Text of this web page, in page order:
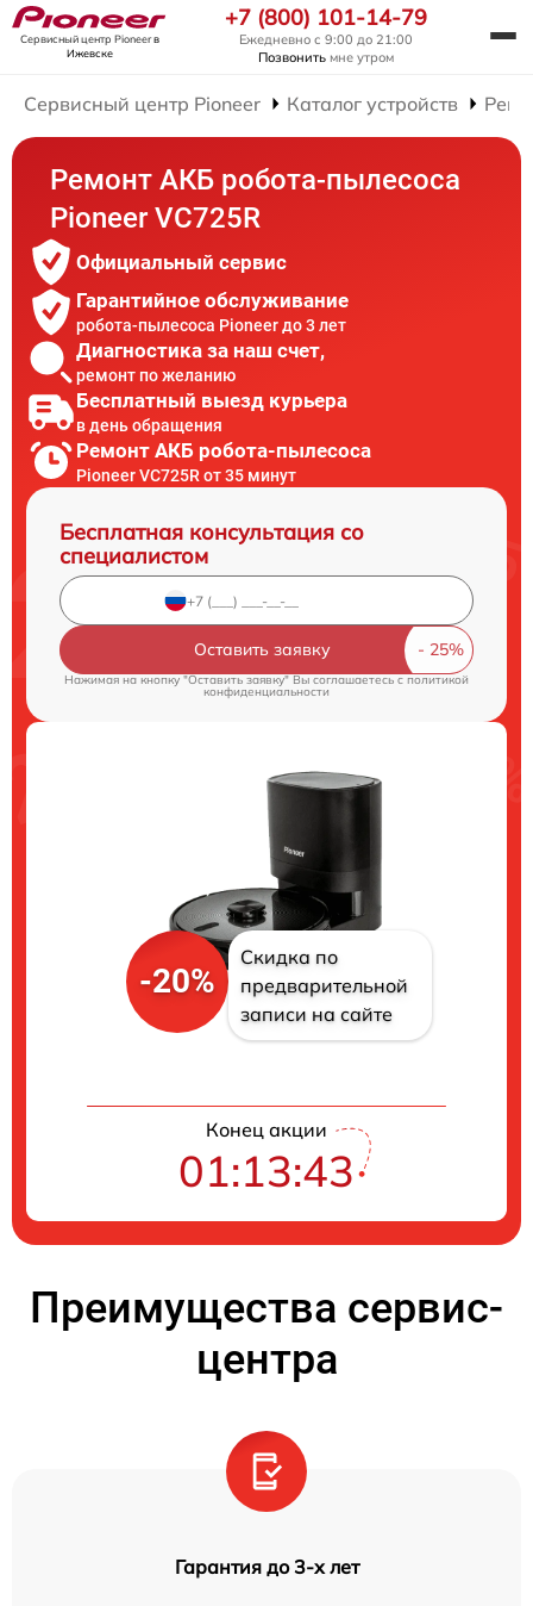
Сервисный центр Pioneerв
Ижевске
+7 (800) 101-14-79
Ежедневно с 9:00 до 21:00
Позвонить мне утром
Сервисный центр Pioneer Каталог устройств
Ремонт АКБ робота-пылесоса
Pioneer VC725R
Официальный сервис
Гарантийное обслуживание
робота-пылесоса Pioneer до 3 лет
Диагностика за наш счет,
ремонт по желанию
Бесплатный выезд курьера
в день обращения
Ремонт АКБ робота-пылесоса
Pioneer VC725R от 35 минут
Бесплатная консультация со
специалистом
Оставить заявку
Нажимая на кнопку "Оставить заявку" Вы соглашаетесь cполитикой
конфиденциальности
-20%
Скидка по
предварительной
записи на сайте
Конец акции
01:13:41
Преимущества сервис-
центра
Гарантия до 3-х лет